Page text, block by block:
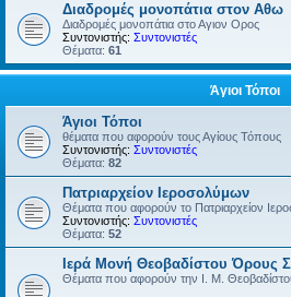
Διαδρομές μονοπάτια στον Αθω
Διαδρομές μονοπάτια στο Αγιον Ορος
Συντονιστής: Συντονιστές
Θέματα: 61
Άγιοι Τόποι
Άγιοι Τόποι
θέματα που αφορούν τους Αγίους Τόπους
Συντονιστής: Συντονιστές
Θέματα: 82
Πατριαρχείον Ιεροσολύμων
Θέματα που αφορούν το Πατριαρχείον
Συντονιστής: Συντονιστές
Θέματα: 52
Ιερά Μονή Θεοβαδίστου Όρους
Θέματα που αφορούν την Ι. Μ. Θεοβαδίστου